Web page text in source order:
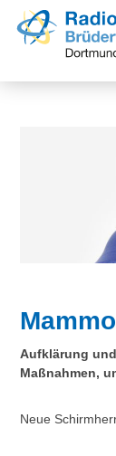
Aufklärung
Maßnahmen,
Neue